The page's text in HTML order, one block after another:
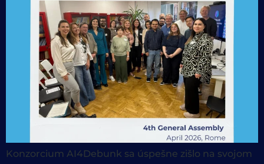
Konzorcium AI4Debunk sa úspešne zišlo na svojom